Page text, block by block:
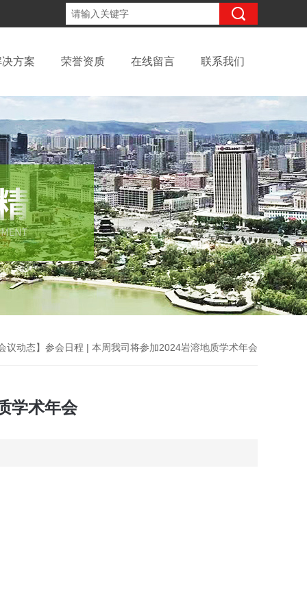
方案 荣誉资质 在线留言 联系我们
议动态】参会日程 | 本周我司将参加2024岩溶地质学术年会
学术年会